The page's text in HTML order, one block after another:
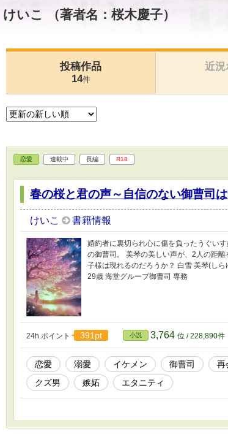
けいこ （著者名：桜木慶子）
投稿作品
14件
近況
恋愛 連載中 長編 R18
春の桜と君の声～自信のない御曹司
けいこ 書籍情報
婚約者に裏切られ心に傷を負ったうぐい
の御曹司。 美琴の美しい声が、2人の距
子様は現れるのだろうか？ 白雪 美琴(し
29歳 海堂グループ御曹司 専務
24h.ポイント 391pt 小説 3,764 位 / 228,890件
恋愛 溺愛 イケメン 御曹司 再
クズ男
嫉妬 エタニティ